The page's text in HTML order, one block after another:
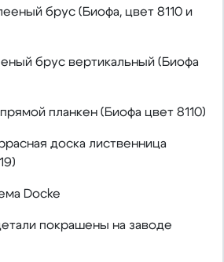
брус (Биофа, цвет 8110 и
брус вертикальный (Биофа
планкен (Биофа цвет 8110)
доска лиственница
Dоcke
покрашены на заводе